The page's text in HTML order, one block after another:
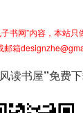
书网”内容，本站
邮箱
读书屋”免费